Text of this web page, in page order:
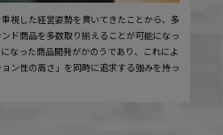
視した経営姿勢を貫いてきたことから、多
ド商品を多数取り揃えることが可能になっ
なった商品開発がかのうであり、これによ
ン性の高さ」を同時に追求する強みを持っ